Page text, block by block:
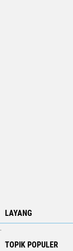
LAYANG
TOPIK POPULER